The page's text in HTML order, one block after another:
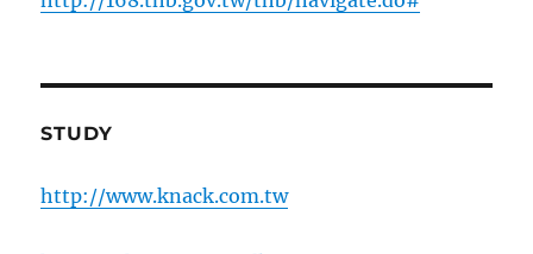
STUDY
http://www.knack.com.tw